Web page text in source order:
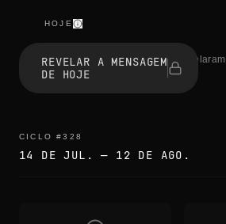
HOJE
a
l
o
o
n
e
REVELAR A MENSAGEM
DE HOJE
0 pessoas revelaram
CICLO #328
14 DE JUL. — 12 DE AGO.